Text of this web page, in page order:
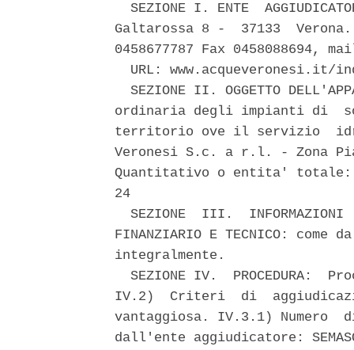
SEZIONE I. ENTE
Galtarossa 8 -  37133
0458677787 Fax 0458088694,
URL: www.acqueveronesi.it/
SEZIONE II. OGGETTO
ordinaria degli impianti di
territorio ove il servizio
Veronesi S.c. a r.l. - Zona
Quantitativo o entita' totale:
24
SEZIONE  III.  INFORMAZIONI
FINANZIARIO E TECNICO:
integralmente.
SEZIONE IV.  PROCEDURA:
IV.2)  Criteri  di
vantaggiosa. IV.3.1)
dall'ente aggiudicatore: